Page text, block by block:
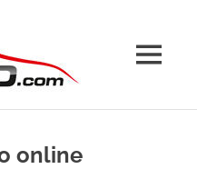
MENU
online